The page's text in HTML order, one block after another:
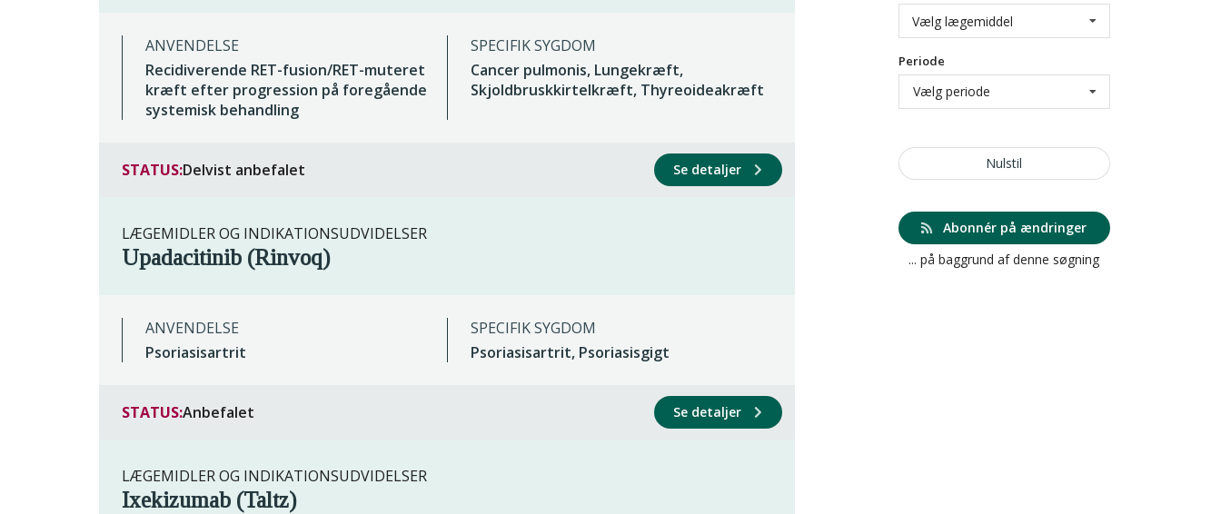
ANVENDELSE
Recidiverende RET-fusion/RET-muteret
kræft efter progression på foregående
systemisk behandling
SPECIFIK SYGDOM
Cancer pulmonis, Lungekræft,
Skjoldbruskkirtelkræft, Thyreoideakræft
STATUS:Delvist anbefalet Se detaljer
LÆGEMIDLER OG INDIKATIONSUDVIDELSER
Upadacitinib (Rinvoq)
ANVENDELSE
Psoriasisartrit
SPECIFIK SYGDOM
Psoriasisartrit, Psoriasisgigt
STATUS:Anbefalet Se detaljer
LÆGEMIDLER OG INDIKATIONSUDVIDELSER
Ixekizumab (Taltz)
Vælg lægemiddel
Periode
Vælg periode
Nulstil
Abonnér på ændringer
... på baggrund af denne søgning